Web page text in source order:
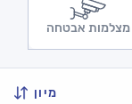
מצלמות אבטחה
מיון